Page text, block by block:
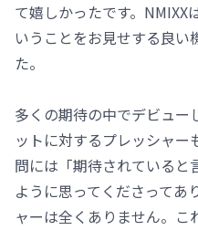
て嬉しかったです。NMIXX
いうことをお見せする良い
た。
多くの期待の中でデビュー
ットに対するプレッシャ
問には「期待されていると
ように思ってくださってあ
ャーは全くありません。こ